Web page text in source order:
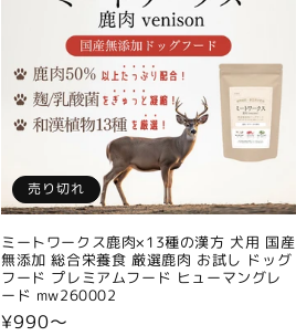
売り切れ
ミートワークス鹿肉×13種の漢方 犬用 国産
無添加 総合栄養食 厳選鹿肉 お試し ドッグ
フード プレミアムフード ヒューマングレ
ード mw260002
通
¥990〜